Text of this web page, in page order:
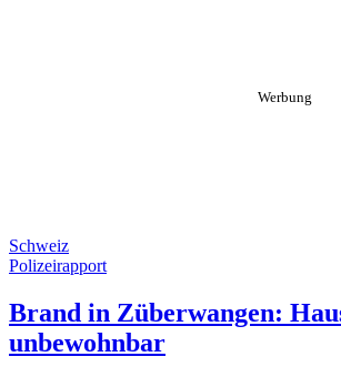
Schweiz
Polizeirapport
Brand in Züberwangen:
unbewohnbar